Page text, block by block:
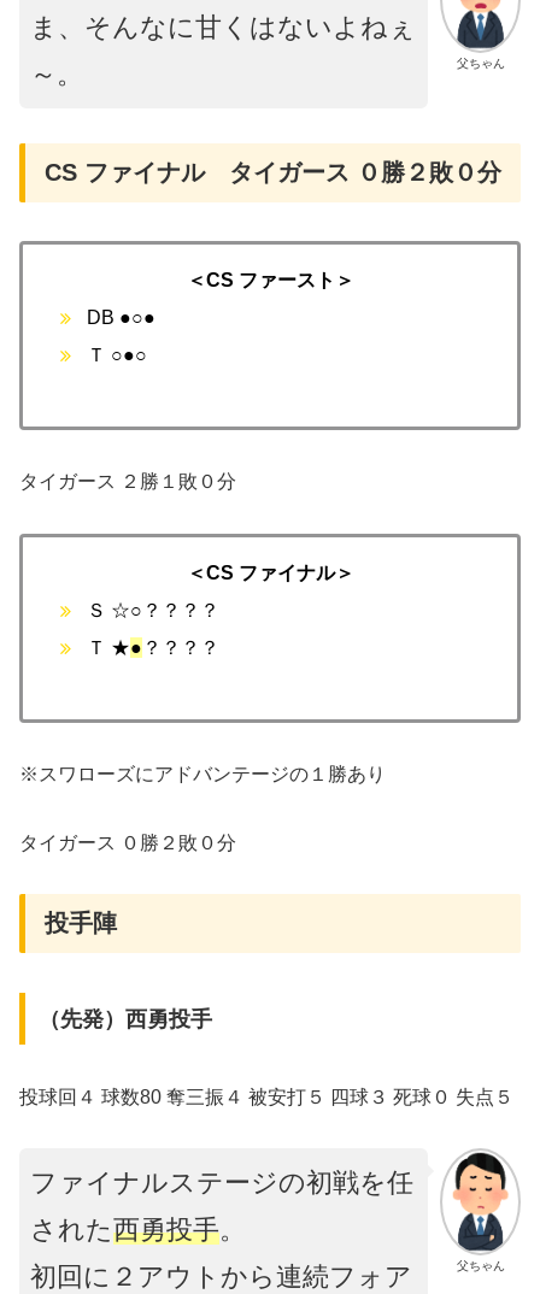
父ちゃん
ま、そんなに甘くはないよねぇ
～。
CS ファイナル タイガース ０勝２敗０分
＜CS ファースト＞
DB ●○●
Ｔ ○●○
タイガース ２勝１敗０分
＜CS ファイナル＞
Ｓ ☆○？？？？
Ｔ ★● ？？？？
※スワローズにアドバンテージの１勝あり
タイガース ０勝２敗０分
投手陣
（先発）西勇投手
投球回４ 球数80 奪三振４ 被安打５ 四球３ 死球０ 失点５
父ちゃん
ファイナルステージの初戦を任
された西勇投手。
初回に２アウトから連続フォア